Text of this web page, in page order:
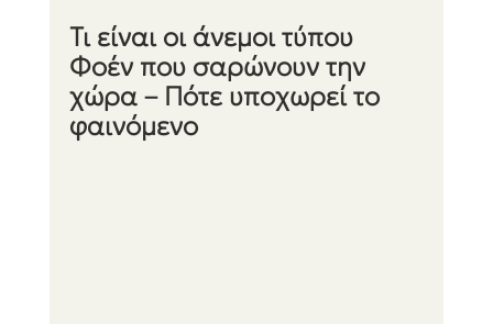
Τι είναι οι άνεμοι τύπου
Φοέν που σαρώνουν την
χώρα – Πότε υποχωρεί το
φαινόμενο